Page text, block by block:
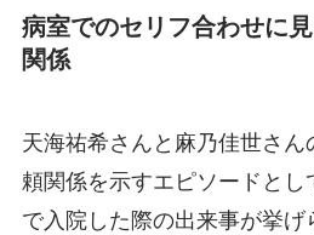
病室でのセリフ合わせに
関係
天海祐希さんと麻乃佳世さ
頼関係を示すエピソードとし
で入院した際の出来事が挙